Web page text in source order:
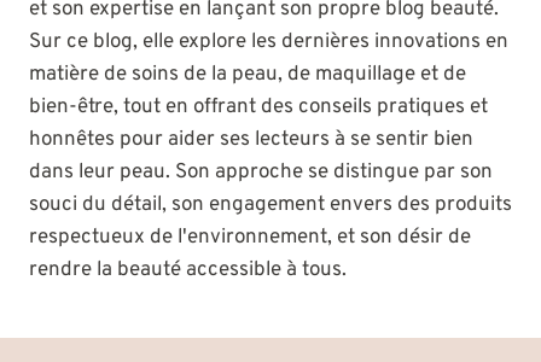
et son expertise en lançant son propre blog beauté.
Sur ce blog, elle explore les dernières innovations en
matière de soins de la peau, de maquillage et de
bien-être, tout en offrant des conseils pratiques et
honnêtes pour aider ses lecteurs à se sentir bien
dans leur peau. Son approche se distingue par son
souci du détail, son engagement envers des produits
respectueux de l'environnement, et son désir de
rendre la beauté accessible à tous.